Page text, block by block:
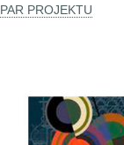
PAR PROJEKTU